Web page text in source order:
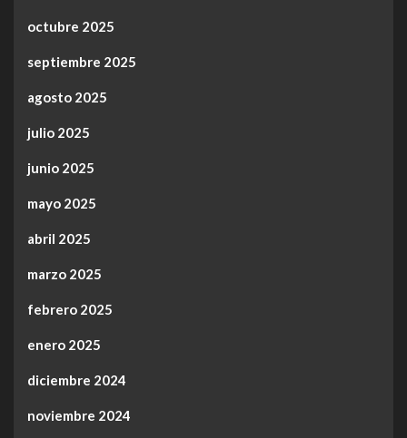
octubre 2025
septiembre 2025
agosto 2025
julio 2025
junio 2025
mayo 2025
abril 2025
marzo 2025
febrero 2025
enero 2025
diciembre 2024
noviembre 2024